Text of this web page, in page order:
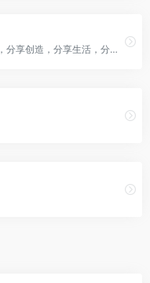
这是路何求的个人博客，分享思考，分享创造，分享生活，分享热泪盈眶。